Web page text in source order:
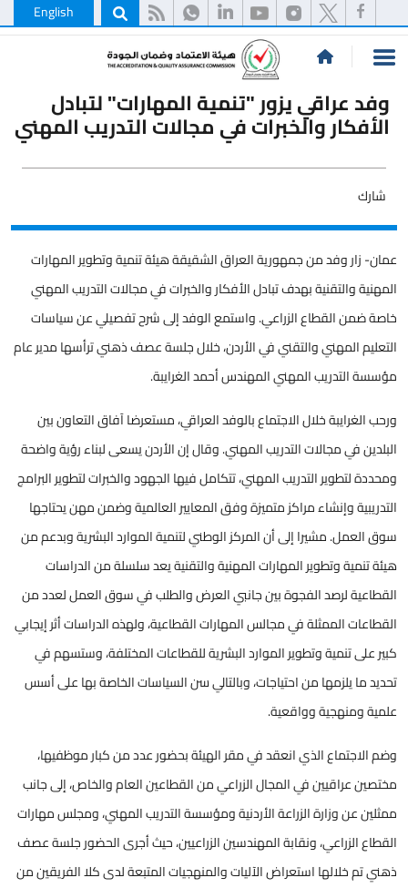
English
وفد عراقي يزور "تنمية المهارات" لتبادل
الأفكار والخبرات في مجالات التدريب المهني
شارك
عمان- زار وفد من جمهورية العراق الشقيقة هيئة تنمية وتطوير المهارات
المهنية والتقنية بهدف تبادل الأفكار والخبرات في مجالات التدريب المهني
خاصة ضمن القطاع الزراعي. واستمع الوفد إلى شرح تفصيلي عن سياسات
التعليم المهني والتقني في الأردن، خلال جلسة عصف ذهني ترأسها مدير عام
مؤسسة التدريب المهني المهندس أحمد الغرايبة.
ورحب الغرايبة خلال الاجتماع بالوفد العراقي، مستعرضا آفاق التعاون بين
البلدين في مجالات التدريب المهني. وقال إن الأردن يسعى لبناء رؤية واضحة
ومحددة لتطوير التدريب المهني، تتكامل فيها الجهود والخبرات لتطوير البرامج
التدريبية وإنشاء مراكز متميزة وفق المعايير العالمية وضمن مهن يحتاجها
سوق العمل. مشيرا إلى أن المركز الوطني لتنمية الموارد البشرية وبدعم من
هيئة تنمية وتطوير المهارات المهنية والتقنية يعد سلسلة من الدراسات
القطاعية لرصد الفجوة بين جانبي العرض والطلب في سوق العمل لعدد من
القطاعات الممثلة في مجالس المهارات القطاعية، ولهذه الدراسات أثر إيجابي
كبير على تنمية وتطوير الموارد البشرية للقطاعات المختلفة، وستسهم في
تحديد ما يلزمها من احتياجات، وبالتالي سن السياسات الخاصة بها على أسس
علمية ومنهجية وواقعية.
وضم الاجتماع الذي انعقد في مقر الهيئة بحضور عدد من كبار موظفيها،
مختصين عراقيين في المجال الزراعي من القطاعين العام والخاص، إلى جانب
ممثلين عن وزارة الزراعة الأردنية ومؤسسة التدريب المهني، ومجلس مهارات
القطاع الزراعي، ونقابة المهندسين الزراعيين، حيث أجرى الحضور جلسة عصف
ذهني تم خلالها استعراض الآليات والمنهجيات المتبعة لدى كلا الفريقين من